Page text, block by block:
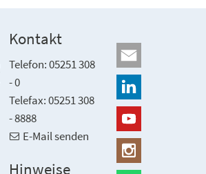
Kontakt
Telefon: 05251 308
- 0
Telefax: 05251 308
- 8888
E-Mail senden
Hinweise